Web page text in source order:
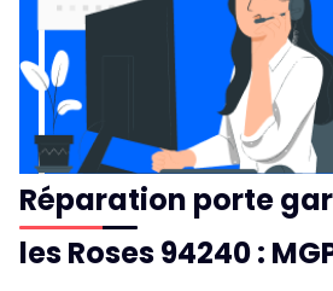
Réparation porte
les Roses 94240 :